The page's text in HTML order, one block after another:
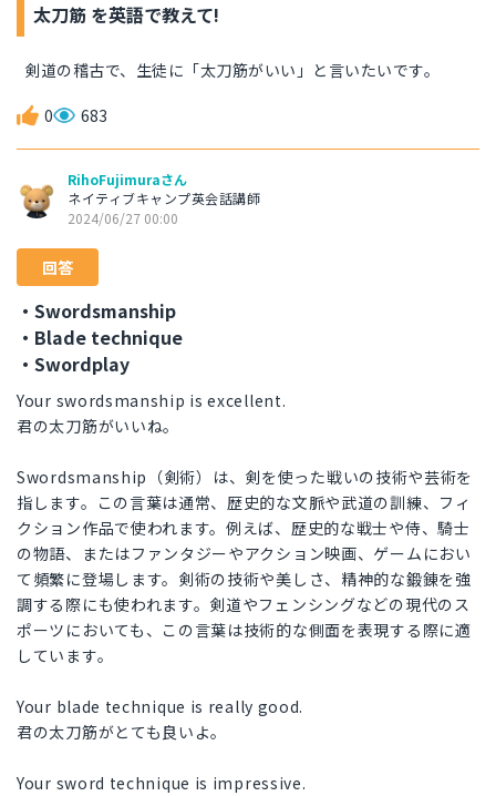
太刀筋 を英語で教えて!
剣道の稽古で、生徒に「太刀筋がいい」と言いたいです。
0 683
RihoFujimuraさん
ネイティブキャンプ英会話講師
2024/06/27 00:00
回答
・Swordsmanship
・Blade technique
・Swordplay
Your swordsmanship is excellent.
君の太刀筋がいいね。
Swordsmanship（剣術）は、剣を使った戦いの技術や芸術を
指します。この言葉は通常、歴史的な文脈や武道の訓練、フィ
クション作品で使われます。例えば、歴史的な戦士や侍、騎士
の物語、またはファンタジーやアクション映画、ゲームにおい
て頻繁に登場します。剣術の技術や美しさ、精神的な鍛錬を強
調する際にも使われます。剣道やフェンシングなどの現代のス
ポーツにおいても、この言葉は技術的な側面を表現する際に適
しています。
Your blade technique is really good.
君の太刀筋がとても良いよ。
Your sword technique is impressive.